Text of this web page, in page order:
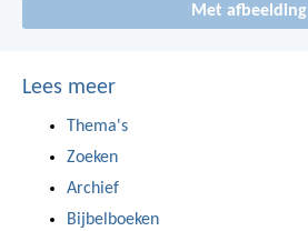
Met afbeelding
Lees meer
Thema's
Zoeken
Archief
Bijbelboeken